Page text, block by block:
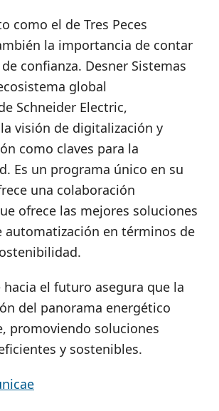
como el de Tres Peces
la importancia de contar
confianza. Desner Sistemas
global
Schneider Electric,
visión de digitalización y
como claves para la
Es un programa único en su
una colaboración
ofrece las mejores soluciones
automatización en términos de
hacia el futuro asegura que la
del panorama energético
promoviendo soluciones
y sostenibles.